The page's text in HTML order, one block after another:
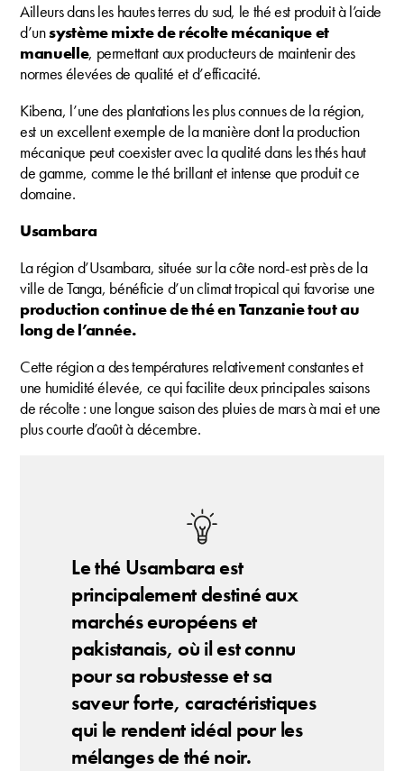
Ailleurs dans les hautes terres du sud, le thé est produit à l’aide
d’unsystème mixte de récolte mécanique et
manuelle, permettant aux producteurs de maintenir des
normes élevées de qualité et d’efficacité.
Kibena, l’une des plantations les plus connues de la région,
est un excellent exemple de la manière dont la production
mécanique peut coexister avec la qualité dans les thés haut
de gamme, comme le thé brillant et intense que produit ce
domaine.
Usambara
La région d’Usambara, située sur la côte nord-est près de la
ville de Tanga, bénéficie d’un climat tropical qui favorise une
production continue de thé en Tanzanie tout au
long de l’année.
Cette région a des températures relativement constantes et
une humidité élevée, ce qui facilite deux principales saisons
de récolte : une longue saison des pluies de mars à mai et une
plus courte d’août à décembre.
Le thé Usambara est
principalement destiné aux
marchés européens et
pakistanais, où il est connu
pour sa robustesse et sa
saveur forte, caractéristiques
qui le rendent idéal pour les
mélanges de thé noir.